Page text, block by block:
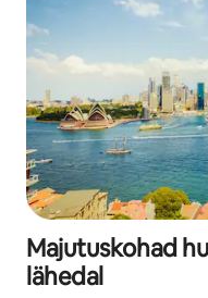
Majutuskohad
lähedal